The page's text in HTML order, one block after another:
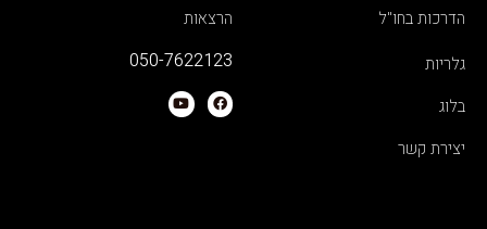
הדרכות בחו"ל
הרצאות
גלריות
בלוג
יצירת קשר
050-7622123